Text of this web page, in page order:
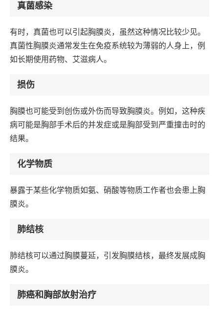
真菌感染
有时，真菌也可以引起胸膜炎，虽然这种情况比较少见。
真菌性胸膜炎通常发生在免疫系统较为薄弱的人身上，例
如长期使用药物、艾滋病人。
损伤
胸膜也可能受到创伤或外伤而导致胸膜炎。例如，这种疾
病可能是胸部手术后的并发症或是胸部受到严重撞击时的
结果。
化学物质
暴露于某些化学物质如氨、硝酸等物质工作者也会患上胸
膜炎。
肺结核
肺结核可以通过胸膜蔓延，引发胸膜结核，最终发展成胸
膜炎。
肺癌和胸部放射治疗